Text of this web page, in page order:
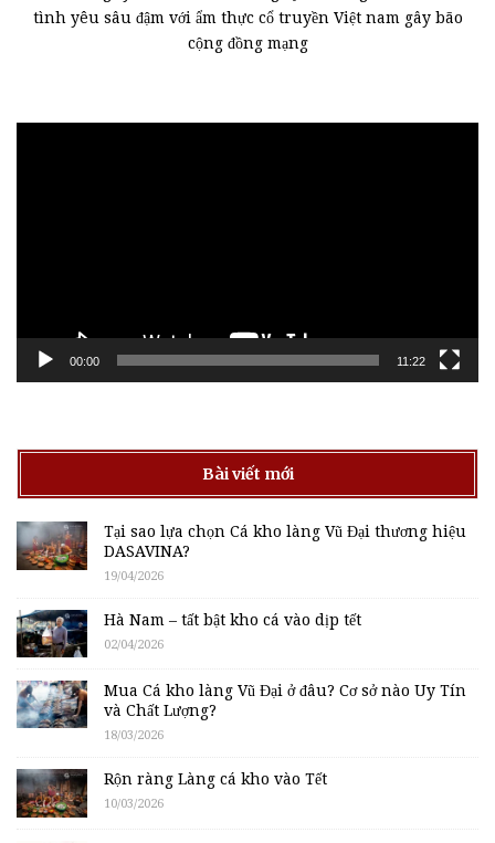
tình yêu sâu đậm với ẩm thực cổ truyền Việt nam gây bão
cộng đồng mạng
00:00 11:22
Bài viết mới
Tại sao lựa chọn Cá kho làng Vũ Đại thương hiệu
DASAVINA?
19/04/2026
Hà Nam – tất bật kho cá vào dịp tết
02/04/2026
Mua Cá kho làng Vũ Đại ở đâu? Cơ sở nào Uy Tín
và Chất Lượng?
18/03/2026
Rộn ràng Làng cá kho vào Tết
10/03/2026